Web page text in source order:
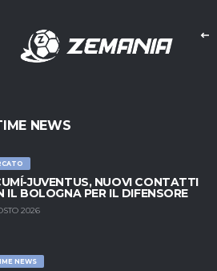
NEWS
JUVENTUS, NUOVI CONTATTI
IL BOLOGNA PER IL DIFENSORE
2026
NEWS